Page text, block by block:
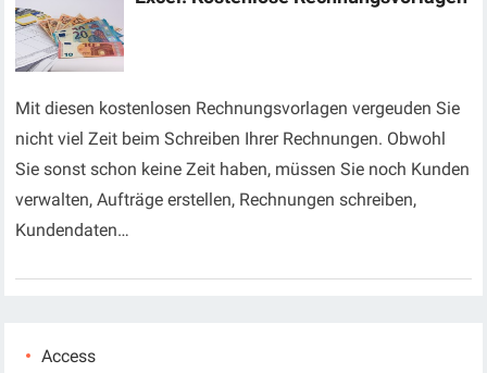
Mit diesen kostenlosen Rechnungsvorlagen vergeuden Sie
nicht viel Zeit beim Schreiben Ihrer Rechnungen. Obwohl
Sie sonst schon keine Zeit haben, müssen Sie noch Kunden
verwalten, Aufträge erstellen, Rechnungen schreiben,
Kundendaten…
Access